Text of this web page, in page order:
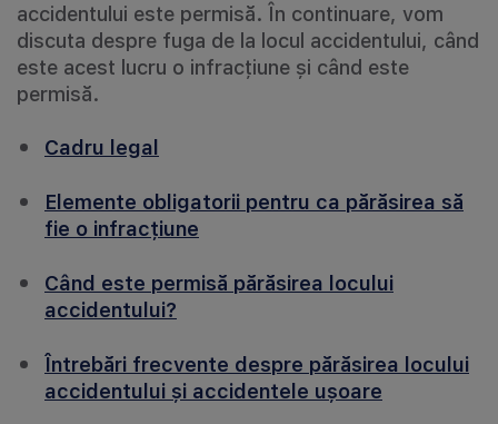
accidentului este permisă. În continuare, vom
discuta despre fuga de la locul accidentului, când
este acest lucru o infracțiune și când este
permisă.
Cadru legal
Elemente obligatorii pentru ca părăsirea să
fie o infracțiune
Când este permisă părăsirea locului
accidentului?
Întrebări frecvente despre părăsirea locului
accidentului și accidentele ușoare